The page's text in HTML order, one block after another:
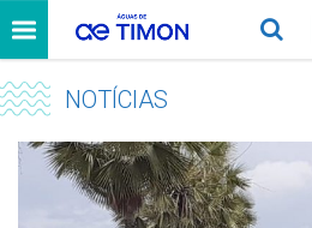
NOTÍCIAS